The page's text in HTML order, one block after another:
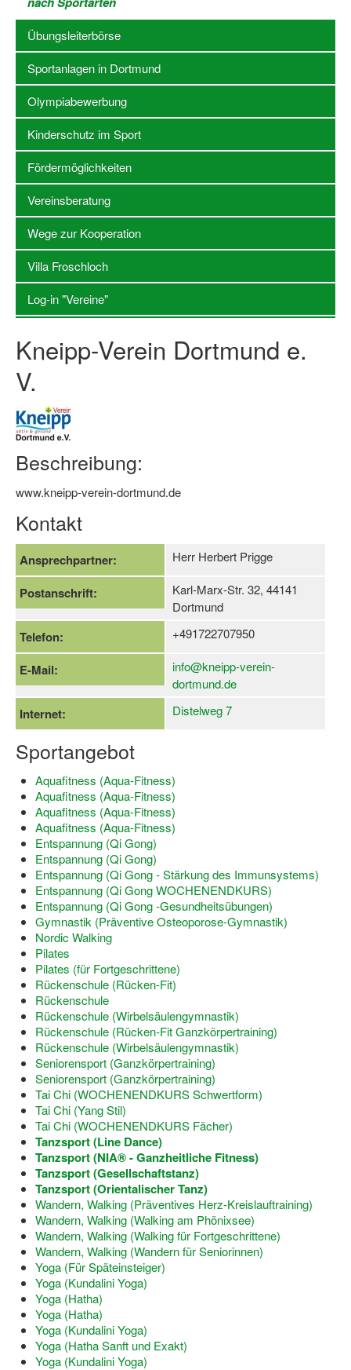
Stellenangebote SSB Dortmund
Vereine
Übungsleiterbörse
Sportanlagen in Dortmund
Olympiabewerbung
Kinderschutz im Sport
Fördermöglichkeiten
Vereinsberatung
Wege zur Kooperation
Villa Froschloch
Qualifizierung
SSB Qualifizierungen
Übersicht Qualifizierungswege
Qualifizierung im Vereinsmanagement
Fachtag Bildung braucht Bewegung
Erste-Hilfe-Ausbildung
Anmeldeformular / Anmeldebedingungen
Bezuschussung Qualifizierung für Dortmunder
Projekte
Open Sports Day
Dortmund lernt Schwimmen
Mädchen in Mannschaftssportarten
Bewegungszwerge
Bewegungskindergarten
Mini-Sportabzeichen
Sportgutschein 4.0
SportartCheck
Sport im Ganztag
Sport vor Ort
Integration durch Sport
NRW bewegt seine KINDER!
Bewegt zu Hause
Bewegt ÄLTER werden in NRW!
Bewegt GESUND bleiben in NRW!
Aktionen zu "Bewegt Älter werden" / "Bewegt gesund
Bewegungsmodel
SSB-Sport
Gymnastik und Entspannung für Frauen
Koronarsport
Seniorensport
Wassergymnastik / Aqua-Step
Übungsleiterbörse
Sportanlagen in Dortmund
Olympiabewerbung
Kinderschutz im Sport
Fördermöglichkeiten
Vereinsberatung
Wege zur Kooperation
Villa Froschloch
Log-in "Vereine"
Kneipp-Verein Dortmund e.
V.
Beschreibung:
www.kneipp-verein-dortmund.de
Kontakt
Ansprechpartner: Herr Herbert Prigge
Postanschrift:
Karl-Marx-Str. 32, 44141
Dortmund
Telefon: +491722707950
E-Mail:
info@kneipp-verein-
dortmund.de
Internet: Distelweg 7
Sportangebot
Aquafitness (Aqua-Fitness)
Aquafitness (Aqua-Fitness)
Aquafitness (Aqua-Fitness)
Aquafitness (Aqua-Fitness)
Entspannung (Qi Gong)
Entspannung (Qi Gong)
Entspannung (Qi Gong - Stärkung des Immunsystems)
Entspannung (Qi Gong WOCHENENDKURS)
Entspannung (Qi Gong -Gesundheitsübungen)
Gymnastik (Präventive Osteoporose-Gymnastik)
Nordic Walking
Pilates
Pilates (für Fortgeschrittene)
Rückenschule (Rücken-Fit)
Rückenschule
Rückenschule (Wirbelsäulengymnastik)
Rückenschule (Rücken-Fit Ganzkörpertraining)
Rückenschule (Wirbelsäulengymnastik)
Seniorensport (Ganzkörpertraining)
Seniorensport (Ganzkörpertraining)
Tai Chi (WOCHENENDKURS Schwertform)
Tai Chi (Yang Stil)
Tai Chi (WOCHENENDKURS Fächer)
Tanzsport (Line Dance)
Tanzsport (NIA® - Ganzheitliche Fitness)
Tanzsport (Gesellschaftstanz)
Tanzsport (Orientalischer Tanz)
Wandern, Walking (Präventives Herz-Kreislauftraining)
Wandern, Walking (Walking am Phönixsee)
Wandern, Walking (Walking für Fortgeschrittene)
Wandern, Walking (Wandern für Seniorinnen)
Yoga (Für Späteinsteiger)
Yoga (Kundalini Yoga)
Yoga (Hatha)
Yoga (Hatha)
Yoga (Kundalini Yoga)
Yoga (Hatha Sanft und Exakt)
Yoga (Kundalini Yoga)